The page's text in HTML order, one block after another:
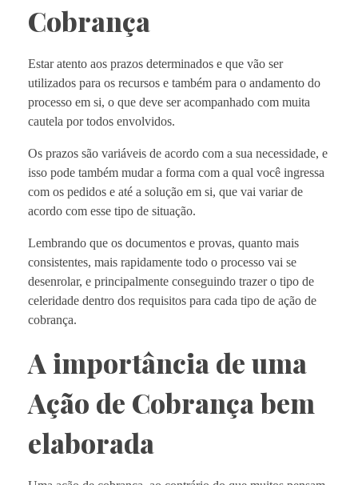
Cobrança
Estar atento aos prazos determinados e que vão ser
utilizados para os recursos e também para o andamento do
processo em si, o que deve ser acompanhado com muita
cautela por todos envolvidos.
Os prazos são variáveis de acordo com a sua necessidade, e
isso pode também mudar a forma com a qual você ingressa
com os pedidos e até a solução em si, que vai variar de
acordo com esse tipo de situação.
Lembrando que os documentos e provas, quanto mais
consistentes, mais rapidamente todo o processo vai se
desenrolar, e principalmente conseguindo trazer o tipo de
celeridade dentro dos requisitos para cada tipo de ação de
cobrança.
A importância de uma
Ação de Cobrança bem
elaborada